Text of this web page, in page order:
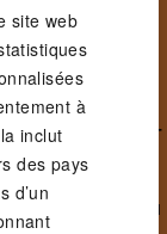
À
défis, CRIVIT
façon. Un
que vous
sentir bien à
site web
à
inclut
des pays
d’un